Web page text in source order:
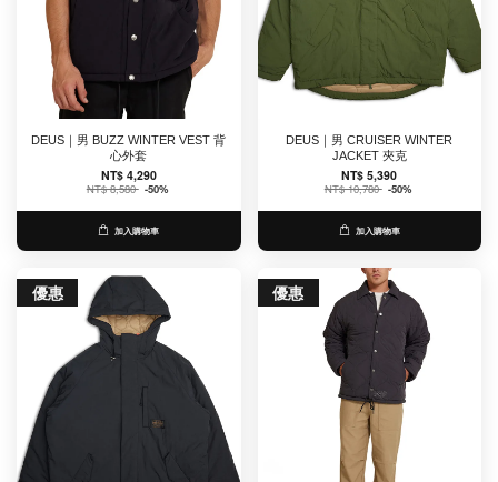
DEUS｜男 BUZZ WINTER VEST 背
心外套
NT$ 4,290
NT$ 8,580 -50%
加入購物車
DEUS｜男 CRUISER WINTER
JACKET 夾克
NT$ 5,390
NT$ 10,780 -50%
加入購物車
優惠 優惠